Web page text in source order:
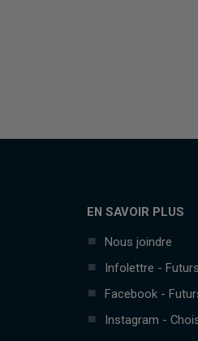
EN SAVOIR PLUS
Nous joindre
Infolettre -
Facebook -
Instagram -